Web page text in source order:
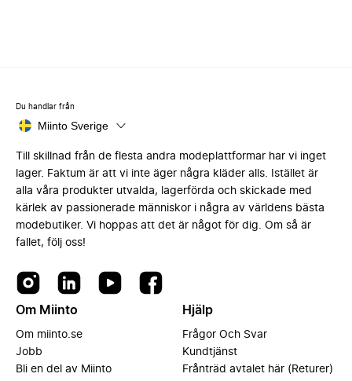
Du handlar från
Miinto Sverige
Till skillnad från de flesta andra modeplattformar har vi inget
lager. Faktum är att vi inte äger några kläder alls. Istället är
alla våra produkter utvalda, lagerförda och skickade med
kärlek av passionerade människor i några av världens bästa
modebutiker. Vi hoppas att det är något för dig. Om så är
fallet, följ oss!
Om Miinto
Om miinto.se
Jobb
Bli en del av Miinto
Hjälp
Frågor Och Svar
Kundtjänst
Frånträd avtalet här (Returer)